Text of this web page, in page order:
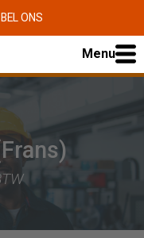
BEL ONS
Menu